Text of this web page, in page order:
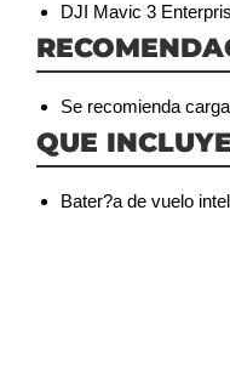
DJI Mavic 3
Se recomienda
QUE INCLUYE
Bater?a de vuelo